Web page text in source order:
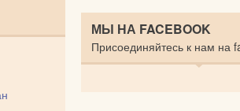
МЫ НА FACEBOOK
Присоединяйтесь к нам на